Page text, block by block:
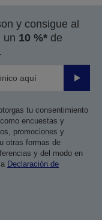
y consigue al
un 10 %* de
Enviar
tu consentimiento
encuestas y
promociones y
otras formas de
y del modo en
Declaración de